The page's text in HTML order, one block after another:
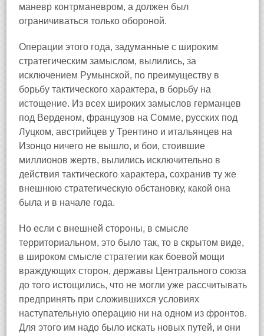
маневр контрманевром, а должен был
ограничиваться только обороной.
Операции этого года, задуманные с широким
стратегическим замыслом, вылились, за
исключением Румынской, по преимуществу в
борьбу тактического характера, в борьбу на
истощение. Из всех широких замыслов германцев
под Верденом, французов на Сомме, русских под
Луцком, австрийцев у Трентино и итальянцев на
Изонцо ничего не вышло, и бои, стоившие
миллионов жертв, вылились исключительно в
действия тактического характера, сохранив ту же
внешнюю стратегическую обстановку, какой она
была и в начале года.
Но если с внешней стороны, в смысле
территориальном, это было так, то в скрытом виде,
в широком смысле стратегии как боевой мощи
враждующих сторон, державы Центрального союза
до того истощились, что не могли уже рассчитывать
предпринять при сложившихся условиях
наступательную операцию ни на одном из фронтов.
Для этого им надо было искать новых путей, и они